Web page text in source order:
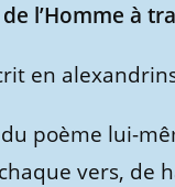
l’Homme à
en
poème lui-
vers, de